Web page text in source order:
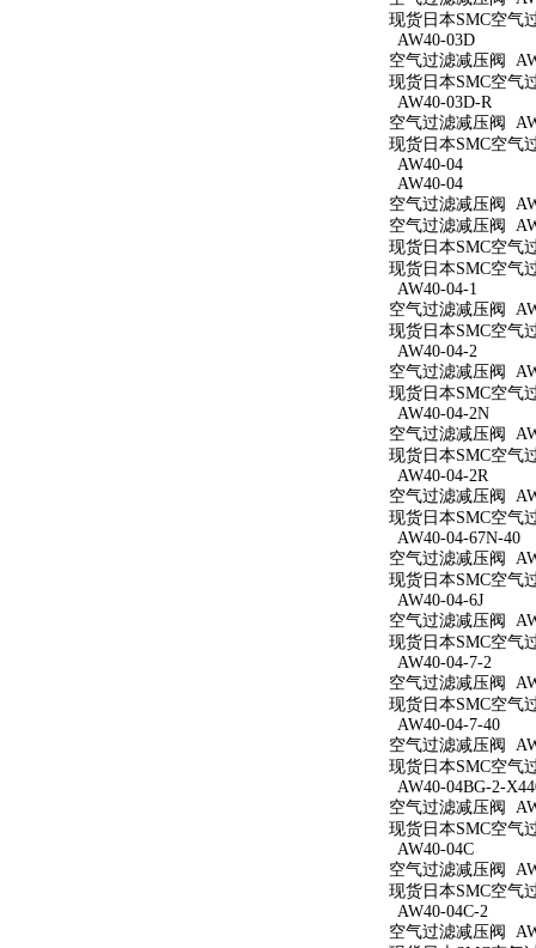
现货日本SMC空气
AW40-03D
空气过滤减压阀
现货日本SMC空气
AW40-03D-R
空气过滤减压阀
现货日本SMC空气
AW40-04
AW40-04
空气过滤减压阀
空气过滤减压阀
现货日本SMC空气
现货日本SMC空气
AW40-04-1
空气过滤减压阀
现货日本SMC空气
AW40-04-2
空气过滤减压阀
现货日本SMC空气
AW40-04-2N
空气过滤减压阀
现货日本SMC空气
AW40-04-2R
空气过滤减压阀
现货日本SMC空气
AW40-04-67N-40
空气过滤减压阀
现货日本SMC空气
AW40-04-6J
空气过滤减压阀
现货日本SMC空气
AW40-04-7-2
空气过滤减压阀
现货日本SMC空气
AW40-04-7-40
空气过滤减压阀
现货日本SMC空气
AW40-04BG-2-
空气过滤减压阀
现货日本SMC空气
AW40-04C
空气过滤减压阀
现货日本SMC空气
AW40-04C-2
空气过滤减压阀